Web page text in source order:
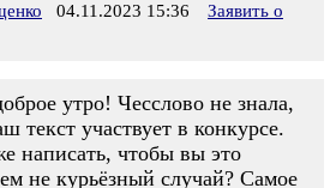
04.11.2023 15:36
Заявить о
утро! Чесслово не знала,
текст участвует в конкурсе.
написать, чтобы вы это
не курьёзный случай? Самое